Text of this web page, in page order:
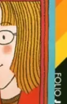
Performance et